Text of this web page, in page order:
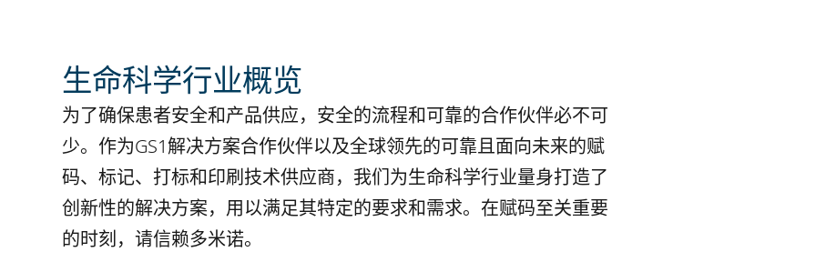
生命科学行业概览
为了确保患者安全和产品供应，安全的流程和可靠的合作伙伴必不可
少。作为GS1解决方案合作伙伴以及全球领先的可靠且面向未来的赋
码、标记、打标和印刷技术供应商，我们为生命科学行业量身打造了
创新性的解决方案，用以满足其特定的要求和需求。在赋码至关重要
的时刻，请信赖多米诺。